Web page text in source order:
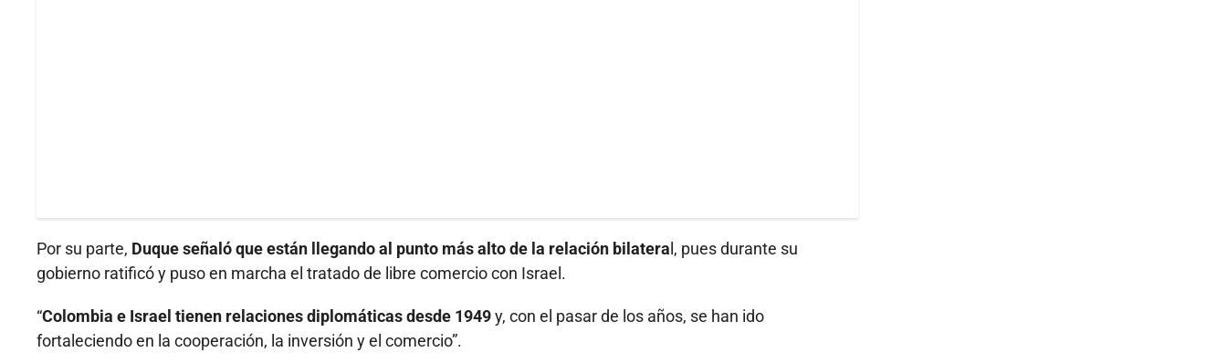
Por su parte, Duque señaló que están llegando al punto más alto de la relación bilatera l, pues durante su
gobierno ratificó y puso en marcha el tratado de libre comercio con Israel.
“Colombia e Israel tienen relaciones diplomáticas desde 1949y, con el pasar de los años, se han ido
fortaleciendo en la cooperación, la inversión y el comercio”.